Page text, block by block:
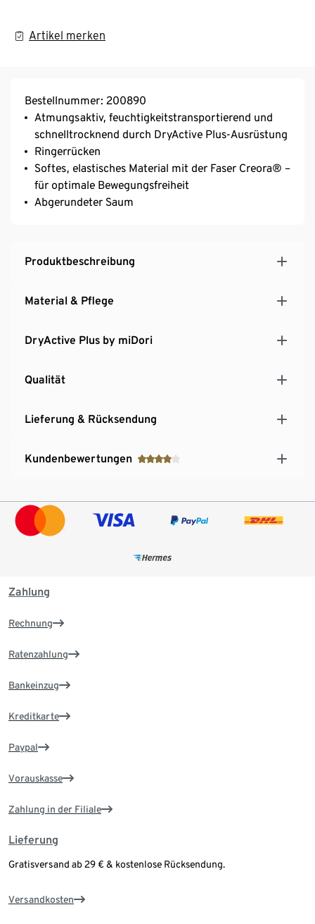
Artikel merken
Bestellnummer: 200890
Atmungsaktiv, feuchtigkeitstransportierend und
schnelltrocknend durch DryActive Plus-Ausrüstung
Ringerrücken
Softes, elastisches Material mit der Faser Creora® –
für optimale Bewegungsfreiheit
Abgerundeter Saum
Produktbeschreibung
Material & Pflege
DryActive Plus by miDori
Qualität
Lieferung & Rücksendung
Kundenbewertungen
Zahlung
Rechnung
Ratenzahlung
Bankeinzug
Kreditkarte
Paypal
Vorauskasse
Zahlung in der Filiale
Lieferung
Gratisversand ab 29 € & kostenlose Rücksendung.
Versandkosten